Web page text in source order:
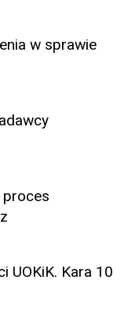
w sprawie
UOKiK. Kara 10